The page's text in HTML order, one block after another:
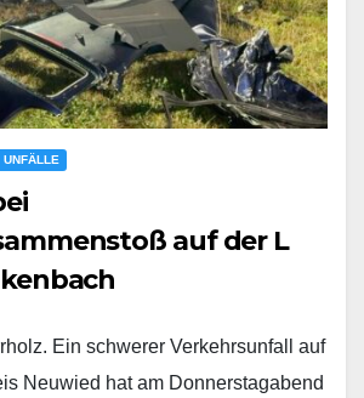
UNFÄLLE
auf der L
Ein schwerer Verkehrsunfall auf
Neuwied hat am Donnerstagabend